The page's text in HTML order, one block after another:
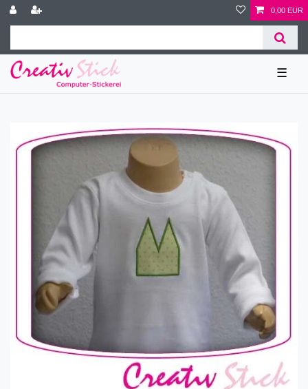
0,00 EUR
☰